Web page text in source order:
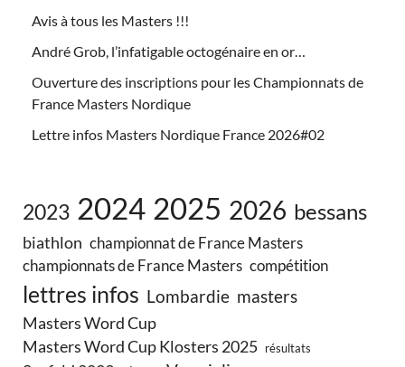
Avis à tous les Masters !!!
André Grob, l’infatigable octogénaire en or…
Ouverture des inscriptions pour les Championnats de
France Masters Nordique
Lettre infos Masters Nordique France 2026#02
2023 2024 2025 2026 bessans
biathlon championnat de France Masters
championnats de France Masters compétition
lettres infos Lombardie masters
Masters Word Cup
Masters Word Cup Klosters 2025 résultats